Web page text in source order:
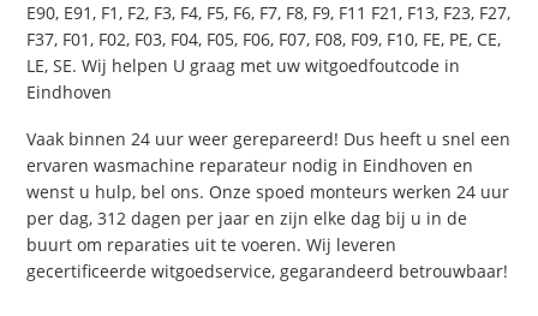
E90, E91, F1, F2, F3, F4, F5, F6, F7, F8, F9, F11 F21, F13, F23, F27,
F37, F01, F02, F03, F04, F05, F06, F07, F08, F09, F10, FE, PE, CE,
LE, SE. Wij helpen U graag met uw witgoedfoutcode in
Eindhoven
Vaak binnen 24 uur weer gerepareerd! Dus heeft u snel een
ervaren wasmachine reparateur nodig in Eindhoven en
wenst u hulp, bel ons. Onze spoed monteurs werken 24 uur
per dag, 312 dagen per jaar en zijn elke dag bij u in de
buurt om reparaties uit te voeren. Wij leveren
gecertificeerde witgoedservice, gegarandeerd betrouwbaar!